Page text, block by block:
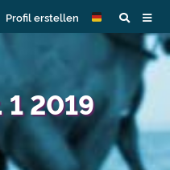
Profil erstellen
1 2019